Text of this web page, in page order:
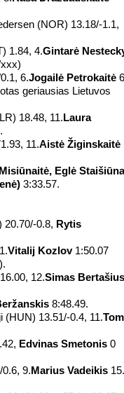
(NOR) 13.18/-1.1,
1.84, 4.Gintarė
6.Jogailė Petrokaitė
geriausias Lietuvos
18.48, 11. Laura
11.Aistė Žiginskaitė
Eglė
3:33.57.
20.70/-0.8, Rytis
Vitalij Kozlov1:50.07
12.Simas Bertašius
8:48.49.
(HUN) 13.51/-0.4, 11.
Edvinas Smetonis 0
9.Marius Vadeikis